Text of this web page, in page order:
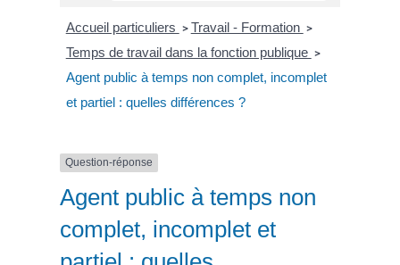
Accueil particuliers > Travail - Formation >
Temps de travail dans la fonction publique >
Agent public à temps non complet, incomplet
et partiel : quelles différences ?
Question-réponse
Agent public à temps non
complet, incomplet et